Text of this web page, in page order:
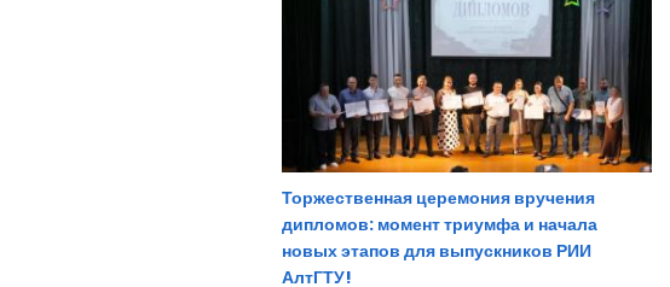
Торжественная церемония вручения
дипломов: момент триумфа и начала
новых этапов для выпускников РИИ
АлтГТУ!